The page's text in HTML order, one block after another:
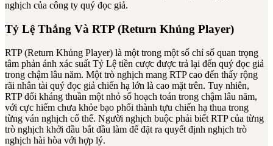
nghịch của công ty quý đọc giả.
Tỷ Lệ Thắng Và RTP (Return Khủng Player)
RTP (Return Khủng Player) là một trong một số chỉ số quan trọng
tâm phản ánh xác suất Tỷ Lệ tiền cược được trả lại đến quý đọc giả
trong chậm lâu năm. Một trò nghịch mang RTP cao đến thấy rộng
rãi nhân tài quý đọc giả chiến hạ lớn là cao mặt trên. Tuy nhiên,
RTP đối kháng thuần một nhỏ số hoạch toán trong chậm lâu năm,
với cực hiếm chưa khỏe bạo phổi thành tựu chiến hạ thua trong
từng ván nghịch cố thể. Người nghịch buộc phải biết RTP của từng
trò nghịch khởi đầu bắt đầu làm để đặt ra quyết định nghịch trò
nghịch hài hòa với hợp lý.